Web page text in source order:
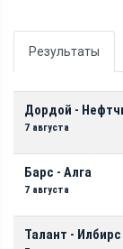
Результаты
Дордой -
7 августа
Барс - Алга
7 августа
Талант - Илбирс